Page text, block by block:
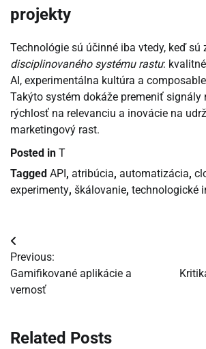
projekty
Technológie sú účinné iba vtedy, keď sú
disciplinovaného systému rastu:
AI, experimentálna kultúra a
Takýto systém dokáže premeniť signály
rýchlosť na relevanciu a inovácie na
marketingový rast.
Posted in T
Tagged API , atribúcia, automatizácia,
experimenty, škálovanie, technologické
Navigácia
v
článku
Previous:
Gamifikované aplikácie a
vernosť
Related Posts